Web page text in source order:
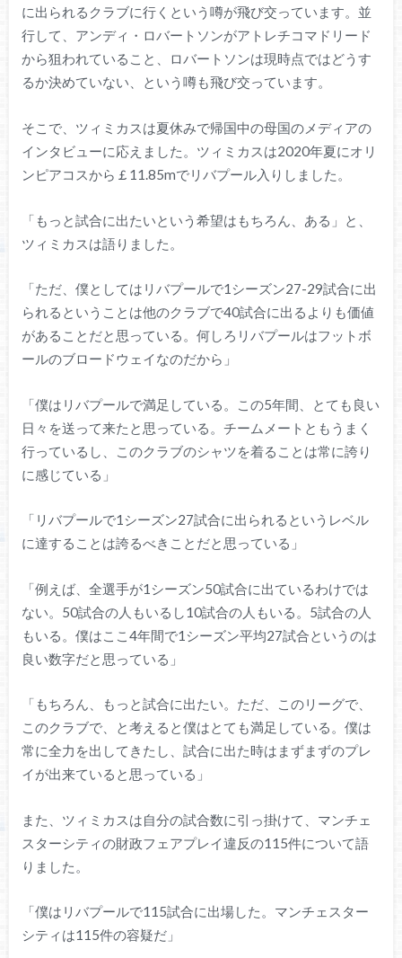
に出られるクラブに行くという噂が飛び交っています。並
行して、アンディ・ロバートソンがアトレチコマドリード
から狙われていること、ロバートソンは現時点ではどうす
るか決めていない、という噂も飛び交っています。
そこで、ツィミカスは夏休みで帰国中の母国のメディアの
インタビューに応えました。ツィミカスは2020年夏にオリ
ンピアコスから￡11.85mでリバプール入りしました。
「もっと試合に出たいという希望はもちろん、ある」と、
ツィミカスは語りました。
「ただ、僕としてはリバプールで1シーズン27-29試合に出
られるということは他のクラブで40試合に出るよりも価値
があることだと思っている。何しろリバプールはフットボ
ールのブロードウェイなのだから」
「僕はリバプールで満足している。この5年間、とても良い
日々を送って来たと思っている。チームメートともうまく
行っているし、このクラブのシャツを着ることは常に誇り
に感じている」
「リバプールで1シーズン27試合に出られるというレベル
に達することは誇るべきことだと思っている」
「例えば、全選手が1シーズン50試合に出ているわけでは
ない。50試合の人もいるし10試合の人もいる。5試合の人
もいる。僕はここ4年間で1シーズン平均27試合というのは
良い数字だと思っている」
「もちろん、もっと試合に出たい。ただ、このリーグで、
このクラブで、と考えると僕はとても満足している。僕は
常に全力を出してきたし、試合に出た時はまずまずのプレ
イが出来ていると思っている」
また、ツィミカスは自分の試合数に引っ掛けて、マンチェ
スターシティの財政フェアプレイ違反の115件について語
りました。
「僕はリバプールで115試合に出場した。マンチェスター
シティは115件の容疑だ」